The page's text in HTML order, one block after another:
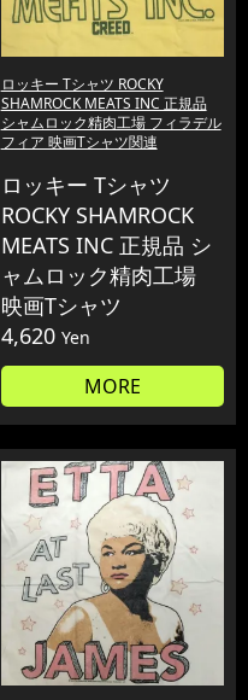
ロッキー Tシャツ ROCKY
SHAMROCK MEATS INC 正規品
シャムロック精肉工場 フィラデル
フィア 映画Tシャツ関連
ロッキー Tシャツ
ROCKY SHAMROCK
MEATS INC 正規品 シ
ャムロック精肉工場
映画Tシャツ
4,620 Yen
MORE